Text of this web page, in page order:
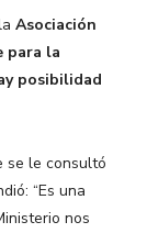
Asociación
para la
posibilidad
se le consultó
“Es una
nos